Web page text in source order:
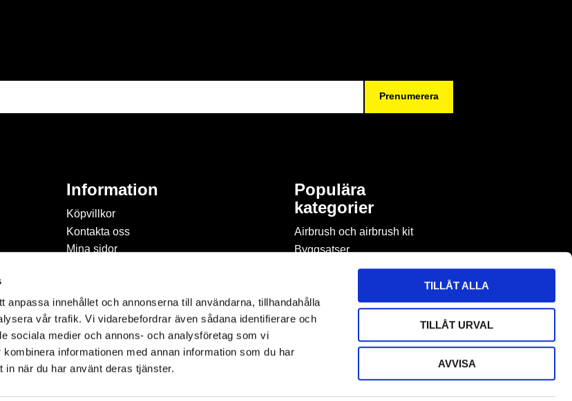
anpassa innehållet och annonserna till användarna, tillhandahålla
vår trafik. Vi vidarebefordrar även sådana identifierare och
sociala medier och annons- och analysföretag som vi
informationen med annan information som du har
när du har använt deras tjänster.
TILLÅT ALLA
TILLÅT URVAL
AVVISA
Prenumerera
Information
Köpvillkor
Kontakta oss
Mina sidor
cookies
Inspiration & Passion
Populära
kategorier
Airbrush och airbrush kit
Byggsatser
Böcker & tidningar om
Byggmaterial
Figurspel